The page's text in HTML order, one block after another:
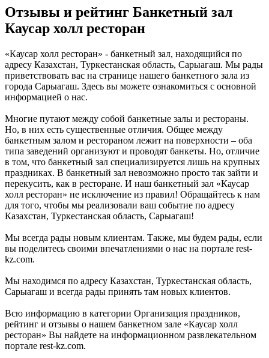
Отзывы и рейтинг Банкетный зал
Каусар холл ресторан
«Каусар холл ресторан» - банкетный зал, находящийся по
адресу Казахстан, Туркестанская область, Сарыагаш. Мы рады
приветствовать вас на странице нашего банкетного зала из
города Сарыагаш. Здесь вы можете ознакомиться с основной
информацией о нас.
Многие путают между собой банкетные залы и рестораны.
Но, в них есть существенные отличия. Общее между
банкетным залом и рестораном лежит на поверхности – оба
типа заведений организуют и проводят банкеты. Но, отличие
в том, что банкетный зал специализируется лишь на крупных
праздниках. В банкетный зал невозможно просто так зайти и
перекусить, как в ресторане. И наш банкетный зал «Каусар
холл ресторан» не исключение из правил! Обращайтесь к нам
для того, чтобы мы реализовали ваш событие по адресу
Казахстан, Туркестанская область, Сарыагаш!
Мы всегда рады новым клиентам. Также, мы будем рады, если
вы поделитесь своими впечатлениями о нас на портале rest-
kz.com.
Мы находимся по адресу Казахстан, Туркестанская область,
Сарыагаш и всегда рады принять там новых клиентов.
Всю информацию в категории Организация праздников,
рейтинг и отзывы о нашем банкетном зале «Каусар холл
ресторан» Вы найдете на информационном развлекательном
портале rest-kz.com.